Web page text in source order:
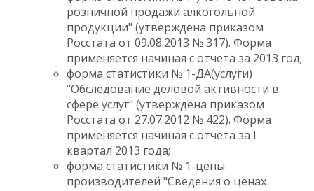
розничной продажи алкогольной
продукции" (утверждена приказом
Росстата от 09.08.2013 № 317). Форма
применяется начиная с отчета за 2013 год;
форма статистики № 1-ДА(услуги)
"Обследование деловой активности в
сфере услуг" (утверждена приказом
Росстата от 27.07.2012 № 422). Форма
применяется начиная с отчета за I
квартал 2013 года;
форма статистики № 1-цены
производителей "Сведения о ценах